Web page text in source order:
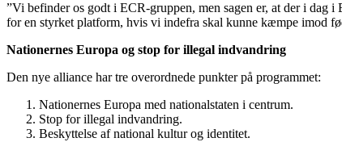
”Vi befinder os godt i ECR-gruppen, men sagen er, at der i dag
for en styrket platform, hvis vi indefra skal kunne kæmpe imod
Nationernes Europa og stop for illegal indvandring
Den nye alliance har tre overordnede punkter på programmet:
Nationernes Europa med nationalstaten i centrum.
Stop for illegal indvandring.
Beskyttelse af national kultur og identitet.